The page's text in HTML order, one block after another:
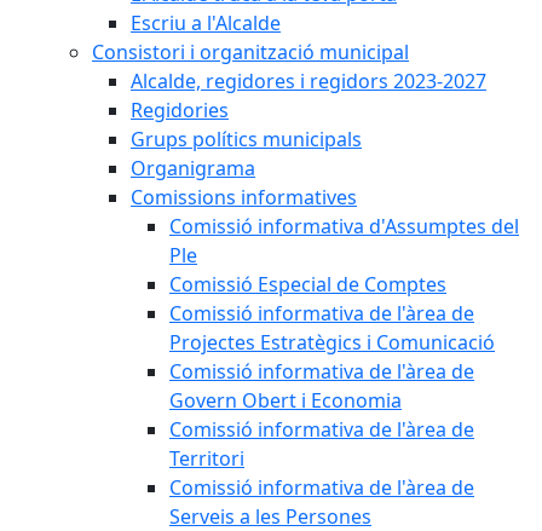
Escriu a l'Alcalde
Consistori i organització municipal
Alcalde, regidores i regidors 2023-2027
Regidories
Grups polítics municipals
Organigrama
Comissions informatives
Comissió informativa d'Assumptes del
Ple
Comissió Especial de Comptes
Comissió informativa de l'àrea de
Projectes Estratègics i Comunicació
Comissió informativa de l'àrea de
Govern Obert i Economia
Comissió informativa de l'àrea de
Territori
Comissió informativa de l'àrea de
Serveis a les Persones